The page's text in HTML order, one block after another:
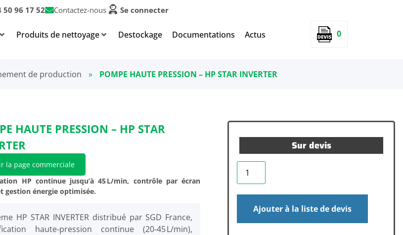
50 96 17 52 Contactez-nous Se connecter
Produits de nettoyage Destockage Documentations Actus 0
de production » POMPE HAUTE PRESSION – HP STAR INVERTER
HAUTE PRESSION – HP STAR
la page commerciale
HP continue jusqu’à 45 L/min, contrôle par écran
gestion énergie optimisée.
HP STAR INVERTER distribué par SGD France,
haute‑pression continue (20‑45 L/min),
Sur devis
Ajouter à la liste de devis